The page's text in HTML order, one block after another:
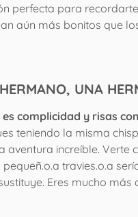
perfecta para recordarte
aún más bonitos que
UNA
complicidad y risas
teniendo la misma
aventura increíble. Verte
travies.o.a
Eres mucho